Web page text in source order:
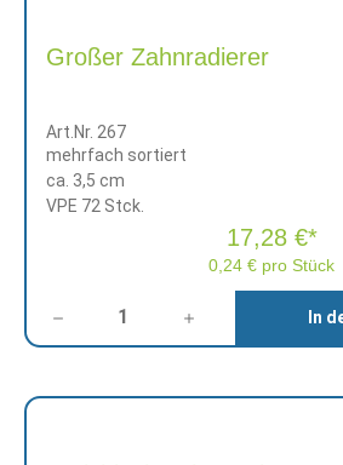
Großer Zahnradierer
Art.Nr. 267
mehrfach sortiert
ca. 3,5 cm
VPE 72 Stck.
0,24 € pro Stück
17,28 €*
In